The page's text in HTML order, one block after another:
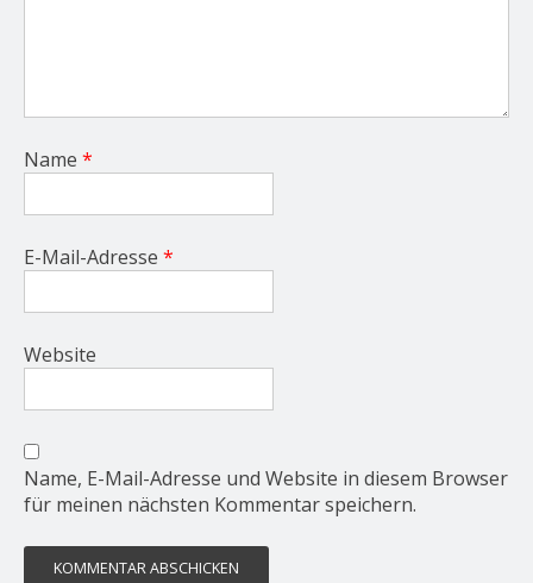
Name *
E-Mail-Adresse *
Website
Name, E-Mail-Adresse und Website in diesem Browser
für meinen nächsten Kommentar speichern.